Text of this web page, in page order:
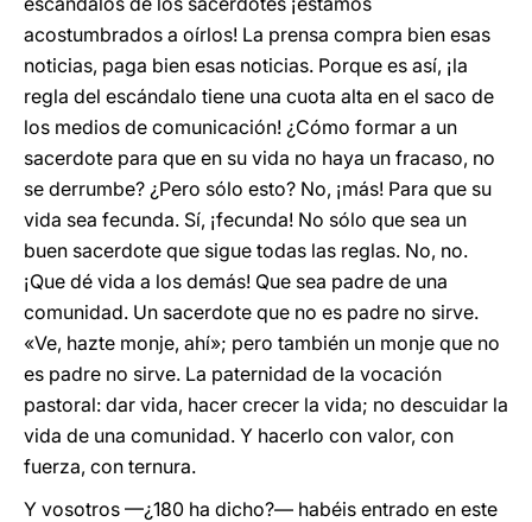
acostumbrados a oírlos! La prensa compra bien esas
noticias, paga bien esas noticias. Porque es así, ¡la
regla del escándalo tiene una cuota alta en el saco de
los medios de comunicación! ¿Cómo formar a un
sacerdote para que en su vida no haya un fracaso, no
se derrumbe? ¿Pero sólo esto? No, ¡más! Para que su
vida sea fecunda. Sí, ¡fecunda! No sólo que sea un
buen sacerdote que sigue todas las reglas. No, no.
¡Que dé vida a los demás! Que sea padre de una
comunidad. Un sacerdote que no es padre no sirve.
«Ve, hazte monje, ahí»; pero también un monje que no
es padre no sirve. La paternidad de la vocación
pastoral: dar vida, hacer crecer la vida; no descuidar la
vida de una comunidad. Y hacerlo con valor, con
fuerza, con ternura.
Y vosotros —¿180 ha dicho?— habéis entrado en este